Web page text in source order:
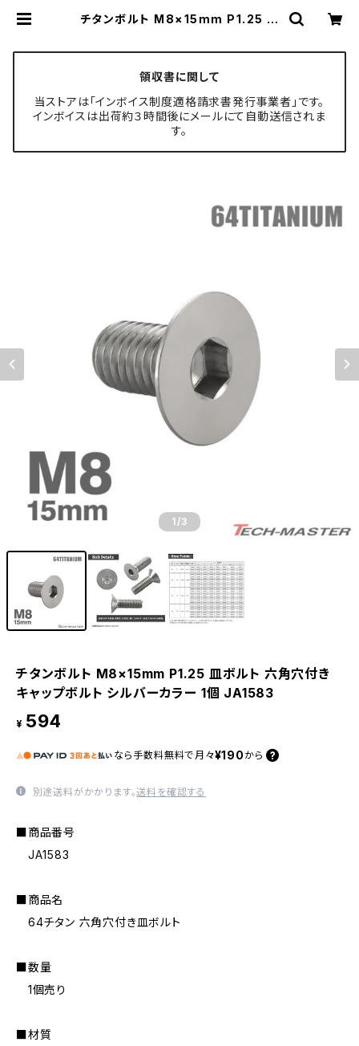
チタンボルト M8×15mm P1.25 皿
-MASTER ボルト専門店
領収書に関して
当ストアは「インボイス制度適格請求書発行事業者」です。
インボイスは出荷約３時間後にメールにて自動送信されま
す。
1 /3
チタンボルト M8×15mm P1.25 皿ボルト 六角穴付き
キャップボルト シルバーカラー 1個 JA1583
¥ 594
なら 手数料無料で 月々¥190 から
別途送料がかかります。送料を確認する
■商品番号
JA1583
■商品名
64チタン 六角穴付き皿ボルト
■数量
1個売り
■材質